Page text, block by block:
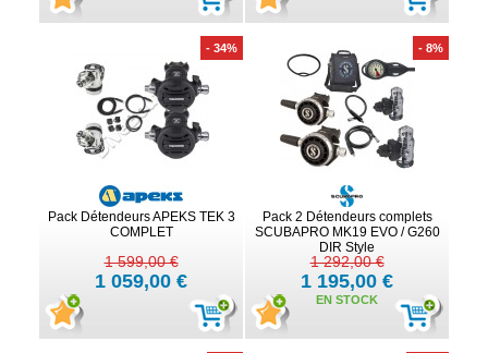
- 34%
Pack Détendeurs APEKS TEK 3
COMPLET
1 599,00 €
1 059,00 €
- 8%
Pack 2 Détendeurs complets
SCUBAPRO MK19 EVO / G260
DIR Style
1 292,00 €
1 195,00 €
EN STOCK